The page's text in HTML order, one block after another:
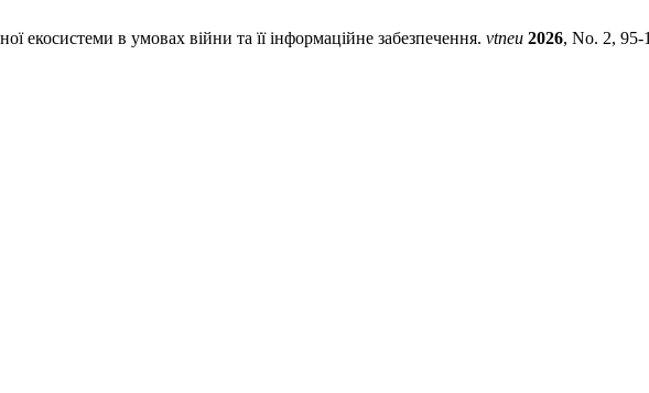
екосистеми в умовах війни та її інформаційне забезпечення. vtneu 2026, No. 2, 95-